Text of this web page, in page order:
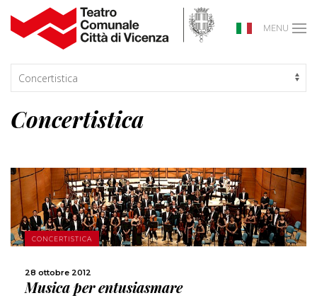
MENU
Concertistica
CONCERTISTICA
28 ottobre 2012
Musica per entusiasmare
SCOPRI DI PIÙ
CONDIVIDI